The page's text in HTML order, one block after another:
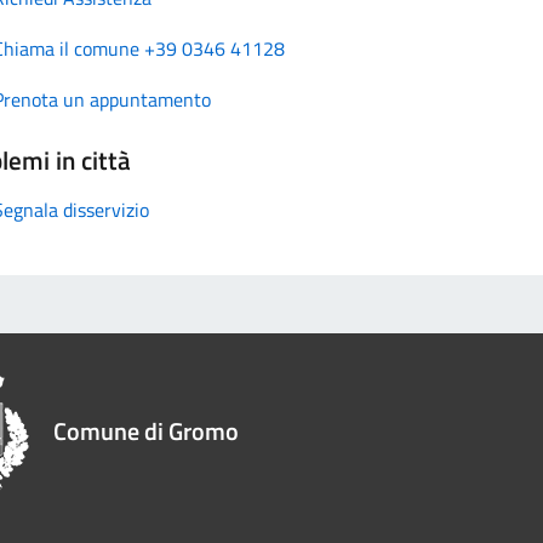
il comune +39 0346 41128
un appuntamento
in città
disservizio
Comune di Gromo